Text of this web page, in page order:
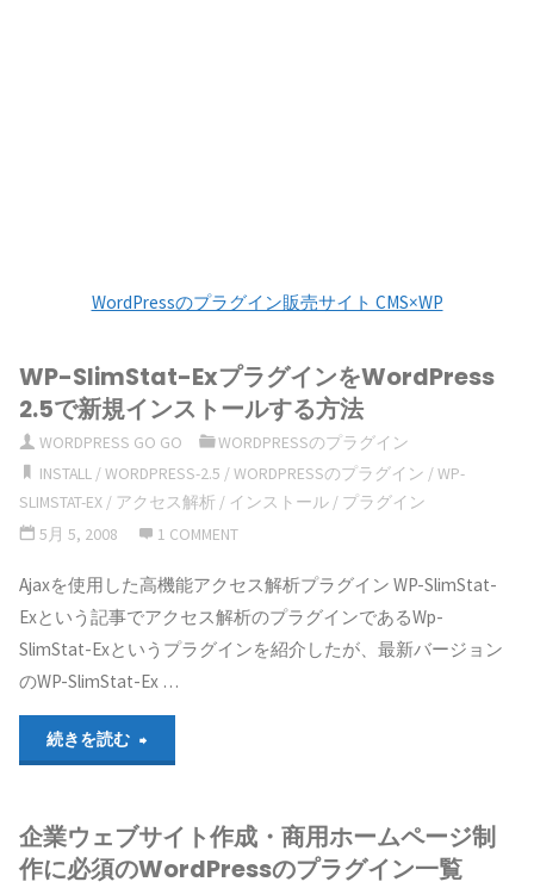
WordPressのプラグイン販売サイト CMS×WP
WP-SlimStat-ExプラグインをWordPress
2.5で新規インストールする方法
WORDPRESS GO GO
WORDPRESSのプラグイン
INSTALL/WORDPRESS-2.5 /WORDPRESSのプラグイン /WP-
SLIMSTAT-EX / アクセス解析 / インストール / プラグイン
5月 5, 2008
1 COMMENT
Ajaxを使用した高機能アクセス解析プラグイン WP-SlimStat-
Exという記事でアクセス解析のプラグインであるWp-
SlimStat-Exというプラグインを紹介したが、最新バージョン
のWP-SlimStat-Ex …
続きを読む
Ex
企業ウェブサイト作成・商用ホームページ制
作に必須のWordPressのプラグイン一覧